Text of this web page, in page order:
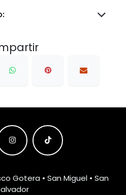
Gotera • San Miguel • San